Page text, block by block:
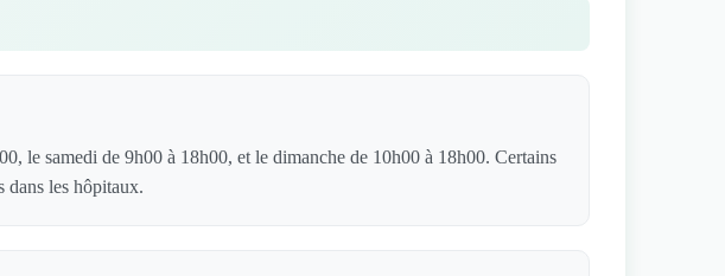
le samedi de 9h00 à 18h00, et le dimanche de 10h00 à 18h00. Certains
dans les hôpitaux.